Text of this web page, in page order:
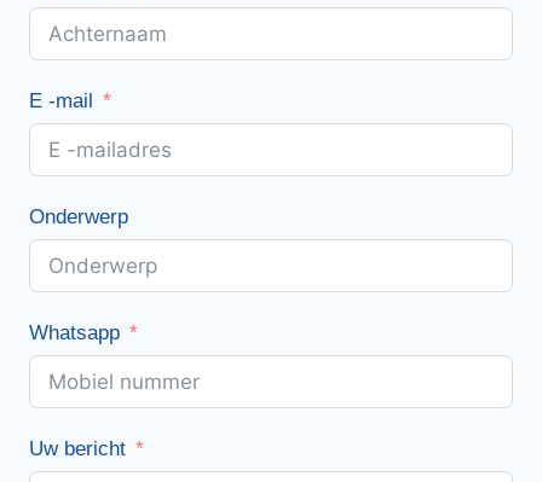
E -mail
Onderwerp
Whatsapp
Uw bericht